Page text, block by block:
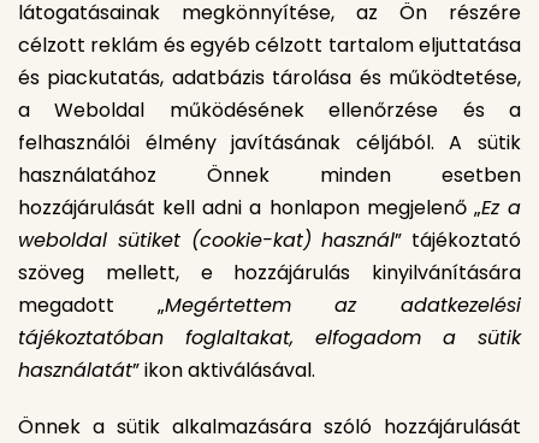
látogatásainak megkönnyítése, az Ön részére
célzott reklám és egyéb célzott tartalom eljuttatása
és piackutatás, adatbázis tárolása és működtetése,
a Weboldal működésének ellenőrzése és a
felhasználói élmény javításának céljából. A sütik
használatához Önnek minden esetben
hozzájárulását kell adni a honlapon megjelenő „Ez a
weboldal sütiket (cookie-kat) használ” tájékoztató
szöveg mellett, e hozzájárulás kinyilvánítására
megadott „Megértettem az adatkezelési
tájékoztatóban foglaltakat, elfogadom a sütik
használatát” ikon aktiválásával.
Önnek a sütik alkalmazására szóló hozzájárulását